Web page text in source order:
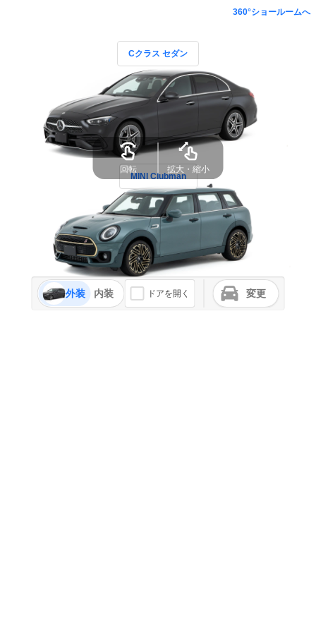
360°ショールームへ
Cクラス セダン
MINI Clubman
外装 内装 ドアを開く 変更
回転 拡大・縮小